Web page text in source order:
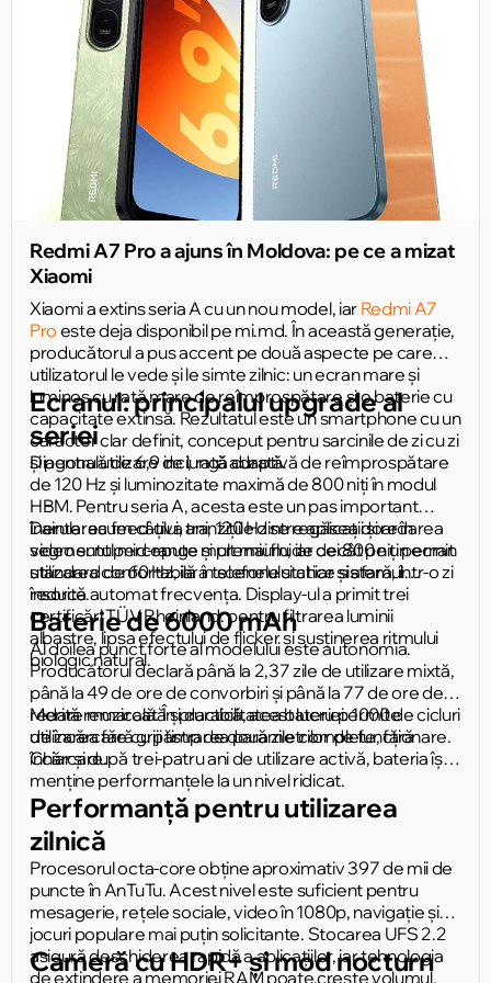
Redmi A7 Pro a ajuns în Moldova: pe ce a mizat
Xiaomi
Xiaomi a extins seria A cu un nou model, iar Redmi A7
Pro este deja disponibil pe mi.md. În această generație,
producătorul a pus accent pe două aspecte pe care
utilizatorul le vede și le simte zilnic: un ecran mare și
luminos cu rată mare de reîmprospătare și o baterie cu
capacitate extinsă. Rezultatul este un smartphone cu un
caracter clar definit, conceput pentru sarcinile de zi cu zi
și pentru utilizare de lungă durată.
Ecranul: principalul upgrade al
seriei
Diagonală de 6,9 inci, rată adaptivă de reîmprospătare
de 120 Hz și luminozitate maximă de 800 niți în modul
HBM. Pentru seria A, acesta este un pas important
înainte: acum câțiva ani, 120 Hz se regăsea doar în
segmentul mid-range și premium, iar cei 800 niți permit
utilizarea confortabilă a telefonului chiar și afară, într-o zi
însorită.
Derularea feed-ului, tranzițiile dintre aplicații și redarea
video sunt percepute mult mai fluide decât pe un ecran
standard de 60 Hz, iar în scenele statice sistemul
reduce automat frecvența. Display-ul a primit trei
certificări TÜV Rheinland: pentru filtrarea luminii
albastre, lipsa efectului de flicker și susținerea ritmului
biologic natural.
Baterie de 6000 mAh
Al doilea punct forte al modelului este autonomia.
Producătorul declară până la 2,37 zile de utilizare mixtă,
până la 49 de ore de convorbiri și până la 77 de ore de
redare muzicală. În practică, acest lucru permite
utilizarea fără griji timp de două zile complete, fără
încărcare.
Merită remarcată și durabilitatea bateriei: 1000 de cicluri
de încărcare cu păstrarea parametrilor de funcționare.
Chiar și după trei-patru ani de utilizare activă, bateria își
menține performanțele la un nivel ridicat.
Performanță pentru utilizarea
zilnică
Procesorul octa-core obține aproximativ 397 de mii de
puncte în AnTuTu. Acest nivel este suficient pentru
mesagerie, rețele sociale, video în 1080p, navigație și
jocuri populare mai puțin solicitante. Stocarea UFS 2.2
asigură deschiderea rapidă a aplicațiilor, iar tehnologia
de extindere a memoriei RAM poate crește volumul
Cameră cu HDR+ și mod nocturn